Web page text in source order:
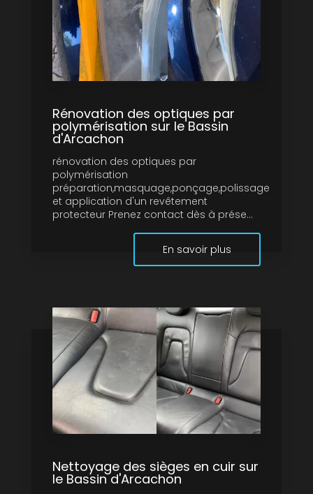
Rénovation des optiques par
polymérisation sur le Bassin
d'Arcachon
rénovation des optiques par
polymérisation
préparation,masquage,ponçage,polissage
et application d'un revêtement
protecteur Prenez contact dès à prése...
En savoir plus
Nettoyage des sièges en cuir sur
le Bassin d'Arcachon